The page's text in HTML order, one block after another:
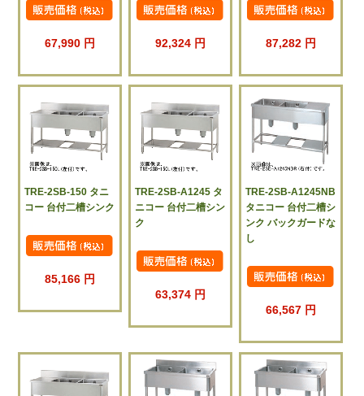
67,990 円 92,324 円 87,282 円
TRE-2SB-150 タニ
コー 台付二槽シンク
85,166 円
TRE-2SB-A1245 タ
ニコー 台付二槽シン
ク
63,374 円
TRE-2SB-A1245NB
タニコー 台付二槽シ
ンク バックガードな
し
66,567 円